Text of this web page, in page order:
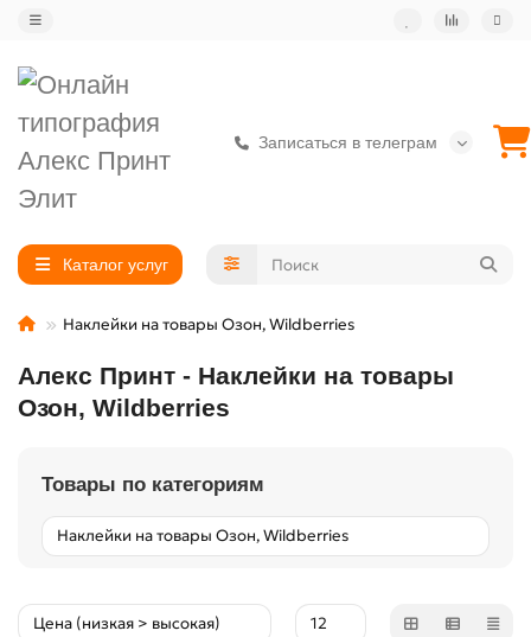
Записаться в телеграм
Каталог услуг
Наклейки на товары Озон, Wildberries
Алекс Принт - Наклейки на товары
Озон, Wildberries
Товары по категориям